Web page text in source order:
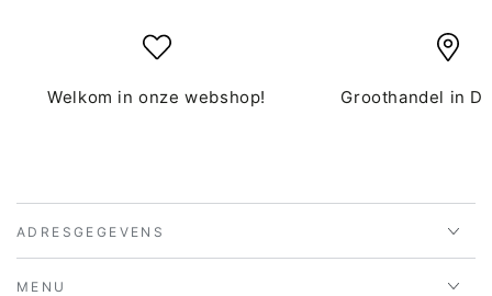
Welkom in onze webshop! Groothandel in
ADRESGEGEVENS
MENU